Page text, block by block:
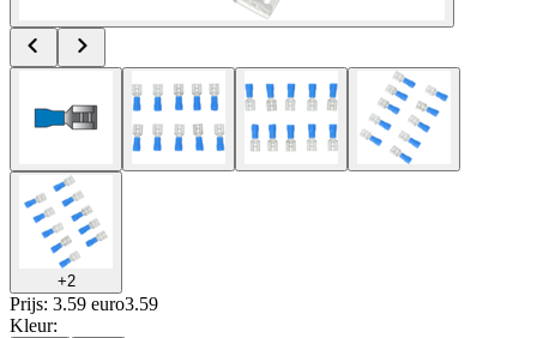
+2
Prijs: 3.59 euro3.59
Kleur: